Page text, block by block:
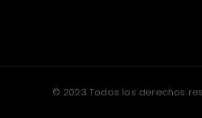
© 2023 Todos los derechos